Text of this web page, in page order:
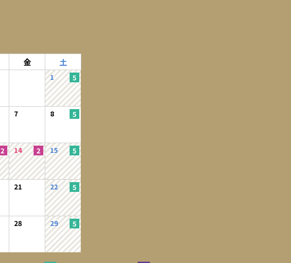
金 土
1
7 8
14 15
21 22
28 29